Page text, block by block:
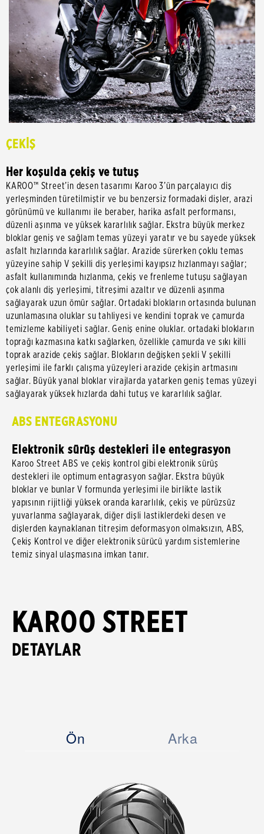
ÇEKİŞ
Her koşulda çekiş ve tutuş
KAROO™ Street’in desen tasarımı Karoo 3’ün parçalayıcı diş
yerleşminden türetilmiştir ve bu benzersiz formadaki dişler, arazi
görünümü ve kullanımı ile beraber, harika asfalt performansı,
düzenli aşınma ve yüksek kararlılık sağlar. Ekstra büyük merkez
bloklar geniş ve sağlam temas yüzeyi yaratır ve bu sayede yüksek
asfalt hızlarında kararlılık sağlar. Arazide sürerken çoklu temas
yüzeyine sahip V şekilli diş yerleşimi kayıpsız hızlanmayı sağlar;
asfalt kullanımında hızlanma, çekiş ve frenleme tutuşu sağlayan
çok alanlı diş yerleşimi, titreşimi azaltır ve düzenli aşınma
sağlayarak uzun ömür sağlar. Ortadaki blokların ortasında bulunan
uzunlamasına oluklar su tahliyesi ve kendini toprak ve çamurda
temizleme kabiliyeti sağlar. Geniş enine oluklar. ortadaki blokların
toprağı kazmasına katkı sağlarken, özellikle çamurda ve sıkı killi
toprak arazide çekiş sağlar. Blokların değişken şekli V şekilli
yerleşimi ile farklı çalışma yüzeyleri arazide çekişin artmasını
sağlar. Büyük yanal bloklar virajlarda yatarken geniş temas yüzeyi
sağlayarak yüksek hızlarda dahi tutuş ve kararlılık sağlar.
ABS ENTEGRASYONU
Elektronik sürüş destekleri ile entegrasyon
Karoo Street ABS ve çekiş kontrol gibi elektronik sürüş
destekleri ile optimum entagrasyon sağlar. Ekstra büyük
bloklar ve bunlar V formunda yerleşimi ile birlikte lastik
yapısının rijitliği yüksek oranda kararlılık, çekiş ve pürüzsüz
yuvarlanma sağlayarak, diğer dişli lastiklerdeki desen ve
dişlerden kaynaklanan titreşim deformasyon olmaksızın, ABS,
Çekiş Kontrol ve diğer elektronik sürücü yardım sistemlerine
temiz sinyal ulaşmasına imkan tanır.
KAROO STREET
DETAYLAR
Ön Arka